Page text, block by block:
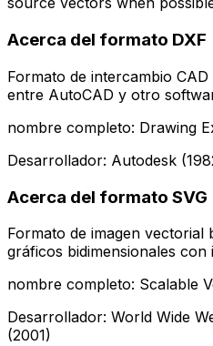
Acerca del formato DXF
Formato de intercambio
entre AutoCAD y otro
nombre completo: Drawing
Desarrollador: Autodesk
Acerca del formato SVG
Formato de imagen vectorial
gráficos bidimensionales con
nombre completo: Scalable
Desarrollador: World Wide
(2001)